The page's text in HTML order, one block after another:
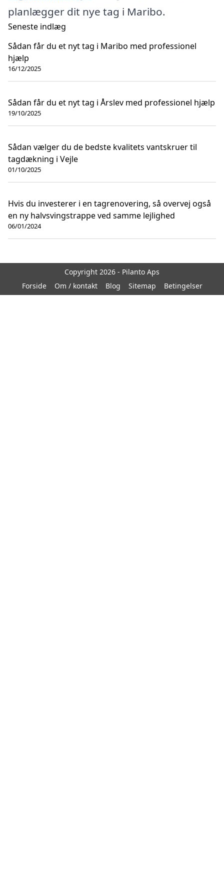
planlægger dit nye tag i Maribo.
Seneste indlæg
Sådan får du et nyt tag i Maribo med professionel
hjælp
16/12/2025
Sådan får du et nyt tag i Årslev med professionel hjælp
19/10/2025
Sådan vælger du de bedste kvalitets vantskruer til
tagdækning i Vejle
01/10/2025
Hvis du investerer i en tagrenovering, så overvej også
en ny halvsvingstrappe ved samme lejlighed
06/01/2024
Copyright 2026 - Pilanto Aps
Forside
Om / kontakt Blog Sitemap Betingelser